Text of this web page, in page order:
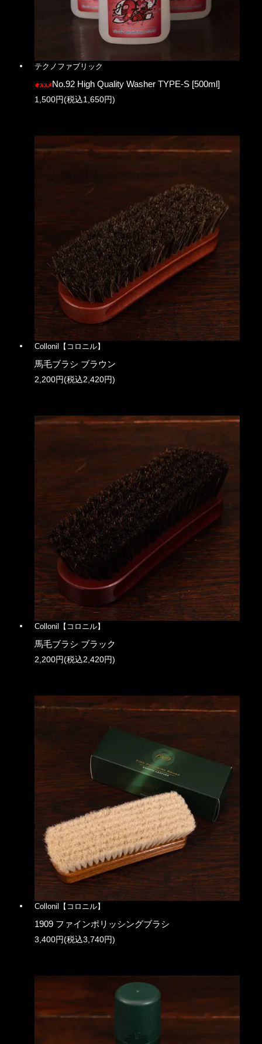
テクノファブリック
No.92 High Quality Washer TYPE-S [500ml]
1,500円(税込1,650円)
Collonil【コロニル】
馬毛ブラシ ブラウン
2,200円(税込2,420円)
Collonil【コロニル】
馬毛ブラシ ブラック
2,200円(税込2,420円)
Collonil【コロニル】
1909 ファインポリッシングブラシ
3,400円(税込3,740円)